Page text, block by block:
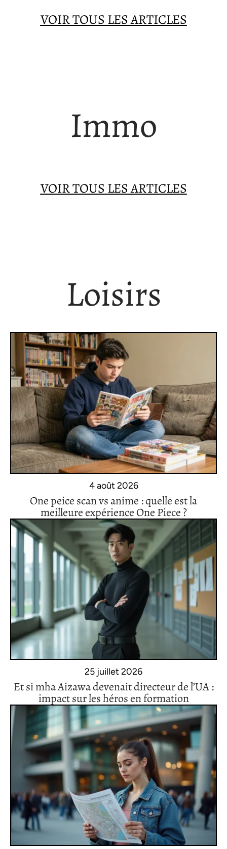
VOIR TOUS LES ARTICLES
Immo
VOIR TOUS LES ARTICLES
Loisirs
4 août 2026
One peice scan vs anime : quelle est la
meilleure expérience One Piece ?
25 juillet 2026
Et si mha Aizawa devenait directeur de l’UA :
impact sur les héros en formation